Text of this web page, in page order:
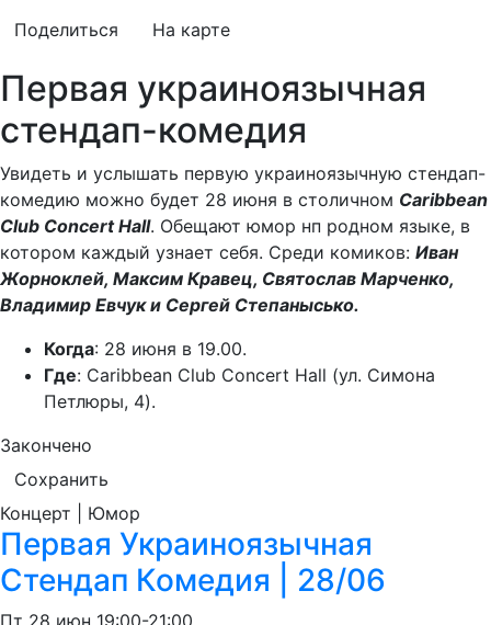
Поделиться
На карте
Первая украиноязычная
стендап-комедия
Увидеть и услышать первую украиноязычную стендап-
комедию можно будет 28 июня в столичном Caribbean
Club Concert Hall. Обещают юмор нп родном языке, в
котором каждый узнает себя. Среди комиков: Иван
Жорноклей, Максим Кравец, Святослав Марченко,
Владимир Евчук и Сергей Степанысько.
Когда: 28 июня в 19.00.
Где: Caribbean Club Concert Hall (ул. Симона
Петлюры, 4).
Закончено
Сохранить
Концерт | Юмор
Первая Украиноязычная
Стендап Комедия | 28/06
Пт 28 июн 19:00-21:00